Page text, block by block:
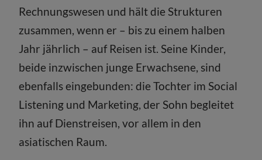
Rechnungswesen und hält die Strukturen
zusammen, wenn er – bis zu einem halben
Jahr jährlich – auf Reisen ist. Seine Kinder,
beide inzwischen junge Erwachsene, sind
ebenfalls eingebunden: die Tochter im Social
Listening und Marketing, der Sohn begleitet
ihn auf Dienstreisen, vor allem in den
asiatischen Raum.